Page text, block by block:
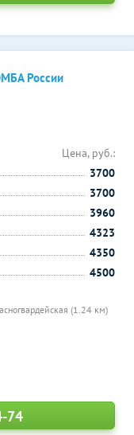
России
(1.24 км)
Цена, руб.:
3700
3700
3960
4323
4350
4500
74